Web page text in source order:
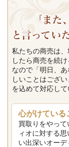
私たちの商売は
したら商売を続
なので「明日、
しいことはござ
を込めて対応して
心がけている
買取りをやっ
ィオに対する
い出深いオー